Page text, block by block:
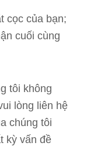
cọc của bạn;
cuối cùng
tôi không
lòng liên hệ
chúng tôi
kỳ vấn đề